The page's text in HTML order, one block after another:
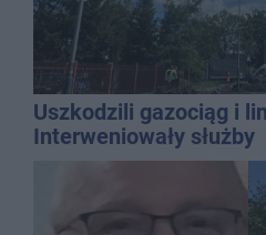
Uszkodzili gazociąg i
Interweniowały służby